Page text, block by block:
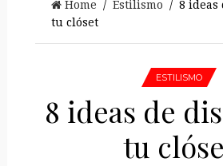
Home / Estilismo / 8 ideas
tu clóset
ESTILISMO
8 ideas de
tu